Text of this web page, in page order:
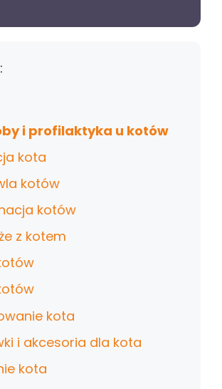
i profilaktyka u kotów
kota
kotów
kotów
z kotem
kota
i akcesoria dla kota
kota